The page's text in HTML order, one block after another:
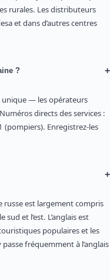
rurales. Les distributeurs
et dans d’autres centres
? +
unique — les opérateurs
directs des services :
(pompiers). Enregistrez-les
+
russe est largement compris
et l’est. L’anglais est
populaires et les
fréquemment à l’anglais